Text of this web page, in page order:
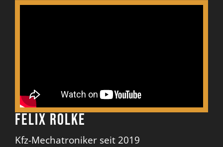
Felix Rolke
Kfz-Mechatroniker seit 2019